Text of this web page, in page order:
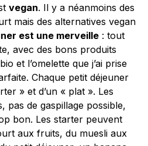
vegan. Il y a néanmoins des
mais des alternatives vegan
est une merveille : tout
avec des bons produits
et l’omelette que j’ai prise
Chaque petit déjeuner
» et d’un « plat ». Les
pas de gaspillage possible,
bon. Les starter peuvent
aux fruits, du muesli aux